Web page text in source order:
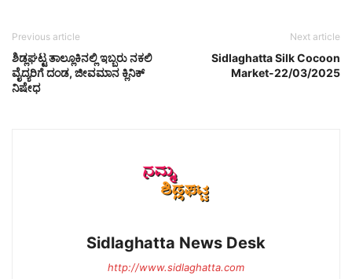
Previous article
ಶಿಡ್ಲಘಟ್ಟ ತಾಲ್ಲೂಕಿನಲ್ಲಿ ಇಬ್ಬರು ನಕಲಿ
ವೈದ್ಯರಿಗೆ ದಂಡ, ಜೀವಮಾನ ಕ್ಲಿನಿಕ್
ನಿಷೇಧ
Next article
Sidlaghatta Silk Cocoon
Market-22/03/2025
Sidlaghatta News Desk
http://www.sidlaghatta.com